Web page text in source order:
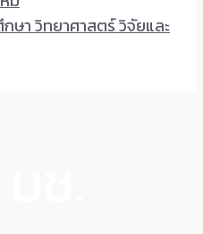
ษา วิทยาศาสตร์ วิจัยและ